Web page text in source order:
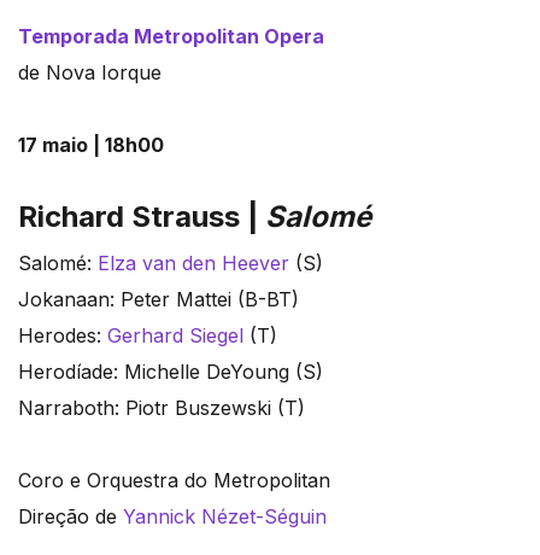
Temporada Metropolitan Opera
de Nova Iorque
17 maio | 18h00
Richard Strauss | Salomé
Salomé: Elza van den Heever (S)
Jokanaan: Peter Mattei (B-BT)
Herodes: Gerhard Siegel (T)
Herodíade: Michelle DeYoung (S)
Narraboth: Piotr Buszewski (T)
Coro e Orquestra do Metropolitan
Direção de Yannick Nézet-Séguin